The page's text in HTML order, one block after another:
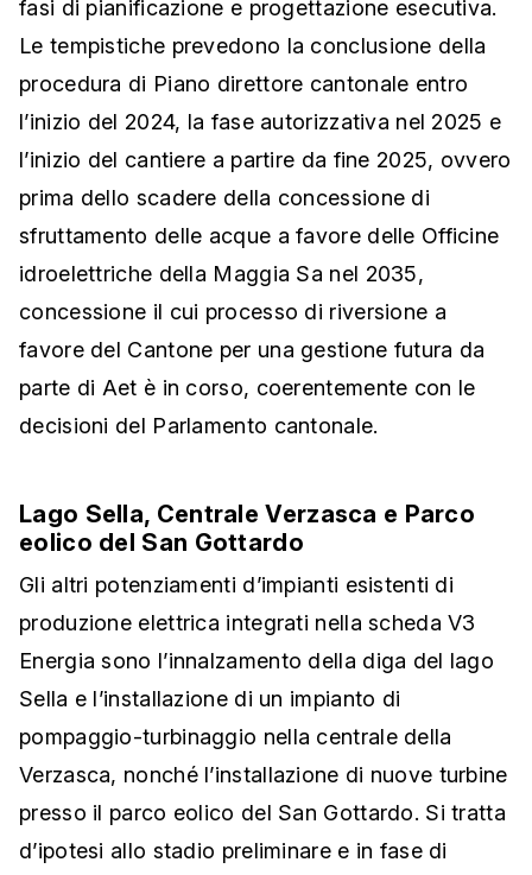
fasi di pianificazione e progettazione esecutiva.
Le tempistiche prevedono la conclusione della
procedura di Piano direttore cantonale entro
l’inizio del 2024, la fase autorizzativa nel 2025 e
l’inizio del cantiere a partire da fine 2025, ovvero
prima dello scadere della concessione di
sfruttamento delle acque a favore delle Officine
idroelettriche della Maggia Sa nel 2035,
concessione il cui processo di riversione a
favore del Cantone per una gestione futura da
parte di Aet è in corso, coerentemente con le
decisioni del Parlamento cantonale.
Lago Sella, Centrale Verzasca e Parco
eolico del San Gottardo
Gli altri potenziamenti d’impianti esistenti di
produzione elettrica integrati nella scheda V3
Energia sono l’innalzamento della diga del lago
Sella e l’installazione di un impianto di
pompaggio-turbinaggio nella centrale della
Verzasca, nonché l’installazione di nuove turbine
presso il parco eolico del San Gottardo. Si tratta
d’ipotesi allo stadio preliminare e in fase di